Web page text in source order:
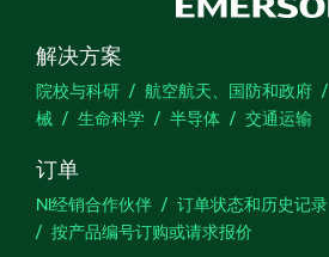
解决方案
院校与科研 航空航天、国防和政府
械
生命科学 半导体 交通运输
订单
NI经销合作伙伴 订单状态和历史记录
按产品编号订购或请求报价